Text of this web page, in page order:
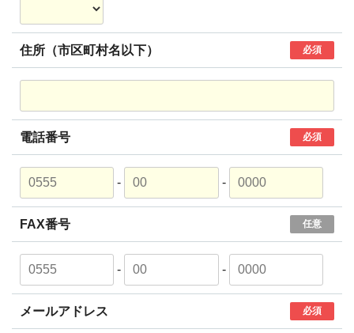
住所（市区町村名以下） 必須
電話番号 必須
- -
FAX番号 任意
- -
メールアドレス 必須